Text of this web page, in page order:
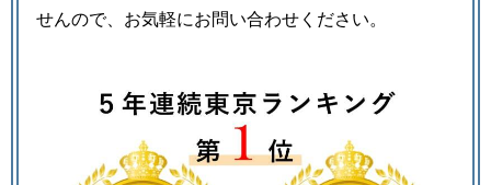
せんので、お気軽にお問い合わせください。